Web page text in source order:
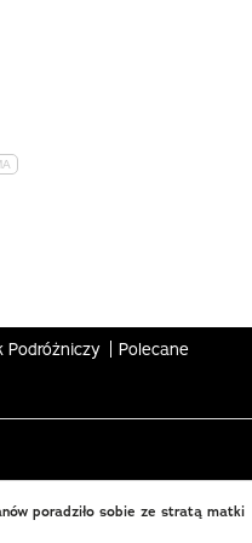
Podróżniczy Polecane
poradziło sobie ze stratą matki